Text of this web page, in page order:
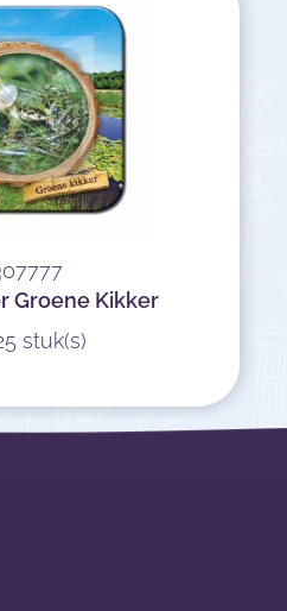
Groene Kikker
stuk(s)